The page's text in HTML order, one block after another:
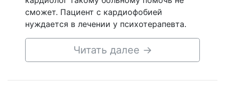
сможет. Пациент с кардиофобией
нуждается в лечении у психотерапевта.
Читать далее →